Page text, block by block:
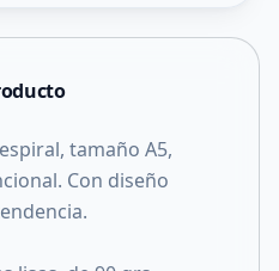
tamaño A5,
Con diseño